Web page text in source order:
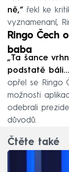
ně,“ řekl ke
vyznamenaní,
Ringo Čech
baba
„Ta šance
podstatě
opřel se Ringo
možnosti
odebrali
důvodů.
Čtěte také